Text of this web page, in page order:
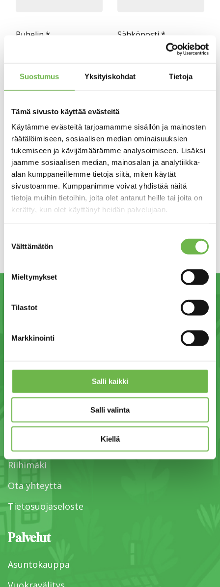
Suostumus Yksityiskohdat Tietoja
Tämä sivusto käyttää evästeitä
Käytämme evästeitä tarjoamamme sisällön ja mainosten
räätälöimiseen, sosiaalisen median ominaisuuksien
tukemiseen ja kävijämäärämme analysoimiseen. Lisäksi
jaamme sosiaalisen median, mainosalan ja analytiikka-
alan kumppaneillemme tietoja siitä, miten käytät
sivustoamme. Kumppanimme voivat yhdistää näitä
tietoja muihin tietoihin, joita olet antanut heille tai joita on
kerätty, kun olet käyttänyt heidän palvelujaan.
valinta
Välttämätön
Mieltymykset
Tilastot
Markkinointi
Salli kaikki
Salli valinta
Kiellä
Puhelin * Sähköposti *
Mikkeli
Mäntyharju
Riihimäki
Ota yhteyttä
Tietosuojaseloste
Palvelut
Asuntokauppa